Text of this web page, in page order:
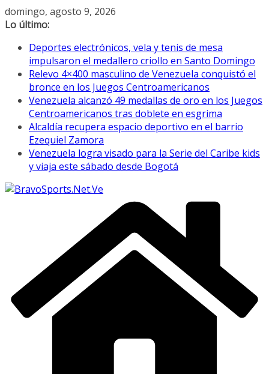
Saltar
al
domingo, agosto 9, 2026
Lo último:
Deportes electrónicos, vela y tenis de mesa
impulsaron el medallero criollo en Santo Domingo
Relevo 4×400 masculino de Venezuela conquistó el
bronce en los Juegos Centroamericanos
Venezuela alcanzó 49 medallas de oro en los Juegos
Centroamericanos tras doblete en esgrima
Alcaldía recupera espacio deportivo en el barrio
Ezequiel Zamora
Venezuela logra visado para la Serie del Caribe kids
y viaja este sábado desde Bogotá